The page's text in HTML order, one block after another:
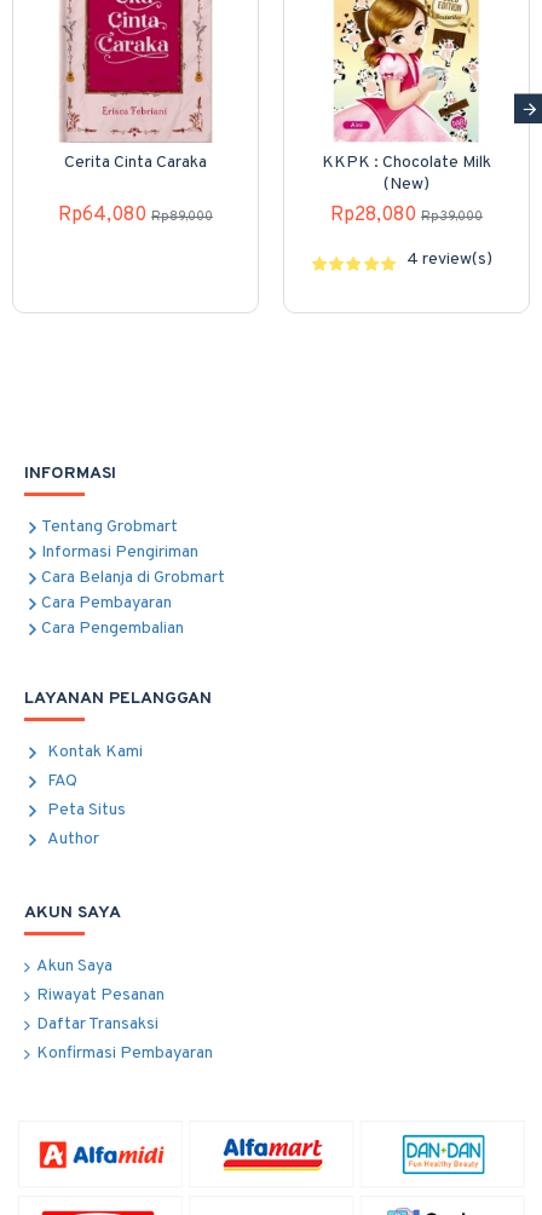
Cerita Cinta Caraka
Rp64,080 Rp89,000
KKPK : Chocolate Milk
(New)
Rp28,080 Rp39,000
4 review(s)
INFORMASI
Tentang Grobmart
Informasi Pengiriman
Cara Belanja di Grobmart
Cara Pembayaran
Cara Pengembalian
LAYANAN PELANGGAN
Kontak Kami
FAQ
Peta Situs
Author
AKUN SAYA
Akun Saya
Riwayat Pesanan
Daftar Transaksi
Konfirmasi Pembayaran